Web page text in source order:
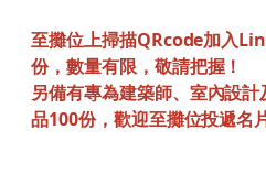
至攤位上掃描QRcode加入
份，數量有限，敬請把握！
另備有專為建築師、室內設
品100份，歡迎至攤位投遞名